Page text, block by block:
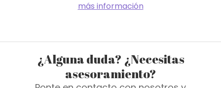
más información
¿Alguna duda? ¿Necesitas
asesoramiento?